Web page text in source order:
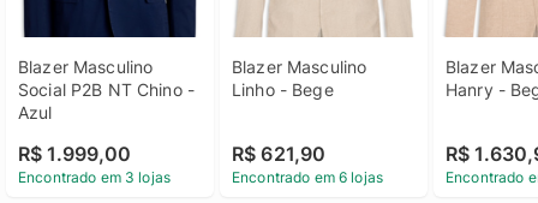
Blazer Masculino
Social P2B NT Chino -
Azul
R$ 1.999,00
Encontrado em 3 lojas
Blazer Masculino
Linho - Bege
R$ 621,90
Encontrado em 6 lojas
Blazer
Hanry -
R$
Encontrado